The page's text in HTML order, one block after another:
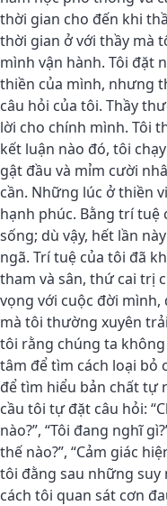
thời gian cho đến khi
thời gian ở với thầy mà
mình vận hành. Tôi đặt
thiền của mình, nhưng
câu hỏi của tôi. Thầy
lời cho chính mình. Tôi
kết luận nào đó, tôi
gật đầu và mỉm cười
cần. Những lúc ở thiền
hạnh phúc. Bằng trí tuệ
sống; dù vậy, hết lần
ngã. Trí tuệ của tôi đã
tham và sân, thứ cai trị
vọng với cuộc đời
mà tôi thường xuyên
tôi rằng chúng ta
tâm để tìm cách loại bỏ
để tìm hiểu bản chất tự
cầu tôi tự đặt câu hỏi:
nào?”, “Tôi đang nghĩ
thế nào?”, “Cảm giác
tôi đằng sau những suy
cách tôi quan sát cơn